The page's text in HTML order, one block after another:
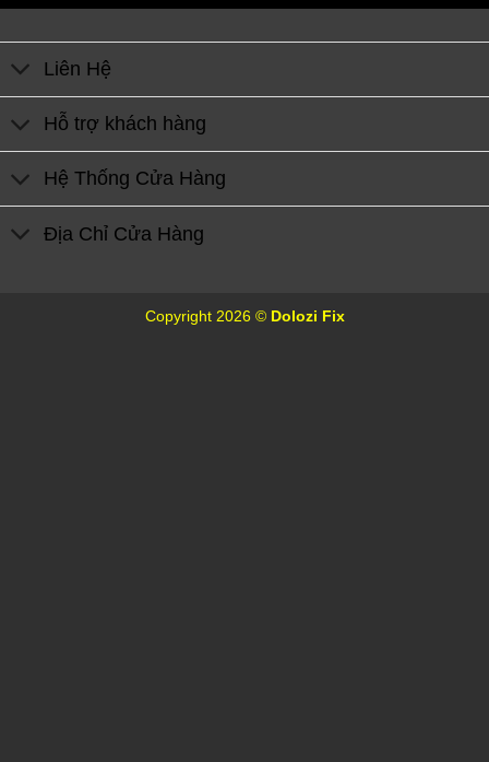
Liên Hệ
Hỗ trợ khách hàng
Hệ Thống Cửa Hàng
Địa Chỉ Cửa Hàng
Copyright 2026 © Dolozi Fix